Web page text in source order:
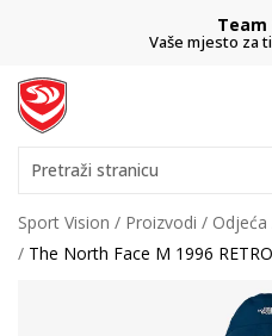
Team
Vaše mjesto za
Pretraži stranicu
Sport Vision Proizvodi Odjeća
The North Face M 1996